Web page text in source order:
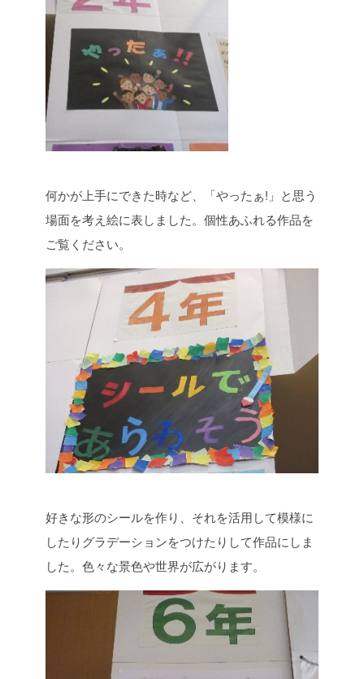
何かが上手にできた時など、「やったぁ!」と思う
場面を考え絵に表しました。個性あふれる作品を
ご覧ください。
好きな形のシールを作り、それを活用して模様に
したりグラデーションをつけたりして作品にしま
した。色々な景色や世界が広がります。